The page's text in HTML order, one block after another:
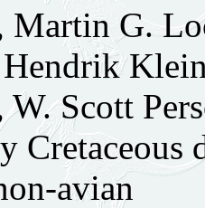
G.
Scott
avian